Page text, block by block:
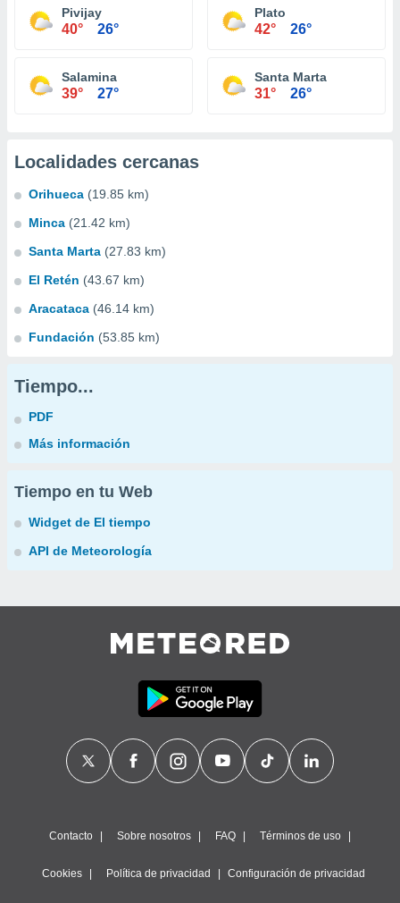
Pivijay
40° 26°
Plato
42° 26°
Salamina
39° 27°
Santa Marta
31° 26°
Localidades cercanas
Orihueca (19.85 km)
Minca (21.42 km)
Santa Marta (27.83 km)
El Retén (43.67 km)
Aracataca (46.14 km)
Fundación (53.85 km)
Tiempo...
PDF
Más información
Tiempo en tu Web
Widget de El tiempo
API de Meteorología
Contacto Sobre nosotros FAQ Términos de uso
Cookies Política de privacidad Configuración de privacidad